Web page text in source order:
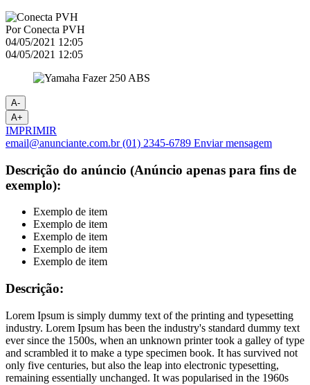
PorConecta PVH
04/05/2021 12:05
04/05/2021 12:05
A-
A+
IMPRIMIR
email@anunciante.com.br(01) 2345-6789 Enviar mensagem
Descrição do anúncio (Anúncio apenas para fins de
exemplo):
Exemplo de item
Exemplo de item
Exemplo de item
Exemplo de item
Exemplo de item
Descrição:
Lorem Ipsum is simply dummy text of the printing and typesetting
industry. Lorem Ipsum has been the industry's standard dummy text
ever since the 1500s, when an unknown printer took a galley of type
and scrambled it to make a type specimen book. It has survived not
only five centuries, but also the leap into electronic typesetting,
remaining essentially unchanged. It was popularised in the 1960s